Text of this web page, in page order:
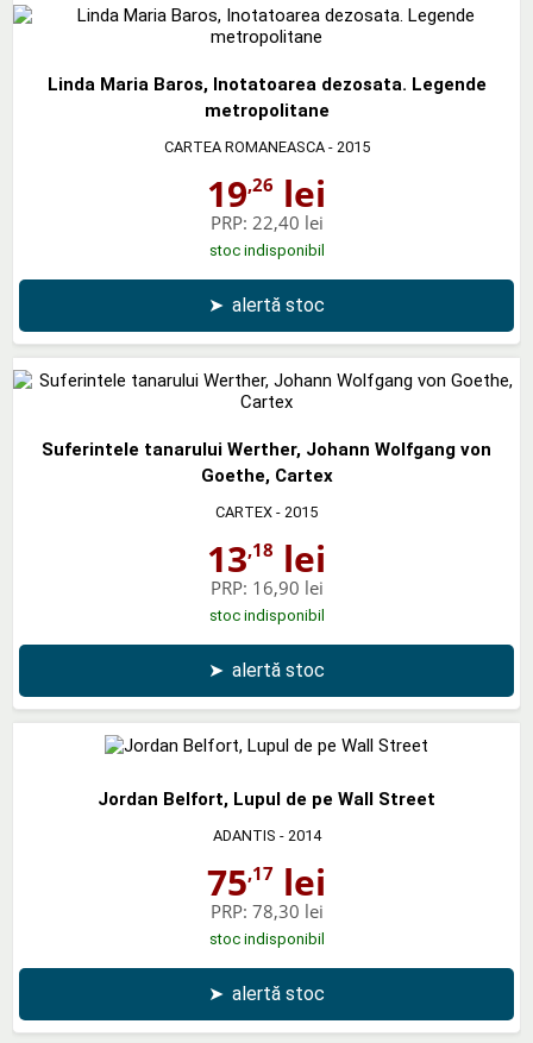
Linda Maria Baros, Inotatoarea dezosata. Legende
metropolitane
CARTEA ROMANEASCA- 2015
19,26 lei
PRP: 22,40 lei
stoc indisponibil
➤ alertă stoc
Suferintele tanarului Werther, Johann Wolfgang von
Goethe, Cartex
CARTEX - 2015
13,18 lei
PRP: 16,90 lei
stoc indisponibil
➤ alertă stoc
Jordan Belfort, Lupul de pe Wall Street
ADANTIS - 2014
75,17 lei
PRP: 78,30 lei
stoc indisponibil
➤ alertă stoc